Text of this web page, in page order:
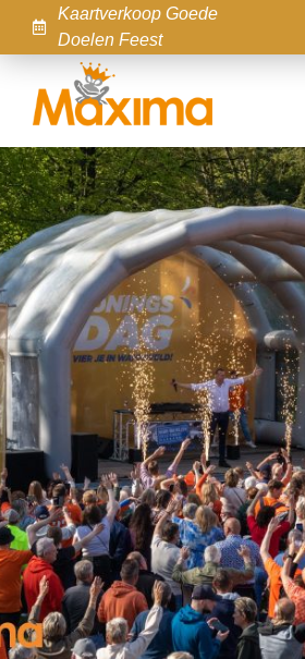
Kaartverkoop Goede
Doelen Feest